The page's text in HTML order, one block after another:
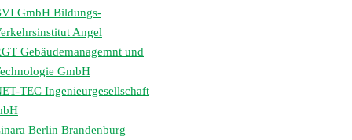
GmbH Bildungs-
Angel
Gebäudemanagemnt und
GmbH
TEC Ingenieurgesellschaft
Berlin Brandenburg